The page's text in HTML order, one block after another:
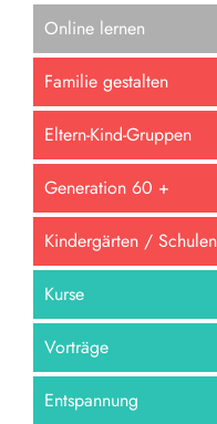
Online lernen
Familie gestalten
Eltern-Kind-Gruppen
Generation 60 +
Kindergärten / Schulen
Kurse
Vorträge
Entspannung